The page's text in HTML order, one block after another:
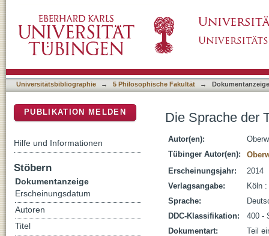
Universitätsbibliographie → 5 Philosophische Fakultät → Dokumentanzeige
Die Sprache der
Autor(en):
Tübinger Autor(en):
Erscheinungsjahr:
2014
Verlagsangabe:
Köln
Sprache:
DDC-Klassifikation:
400 -
Dokumentart:
Teil
PUBLIKATION MELDEN
Hilfe und Informationen
Stöbern
Dokumentanzeige
Erscheinungsdatum
Autoren
Titel